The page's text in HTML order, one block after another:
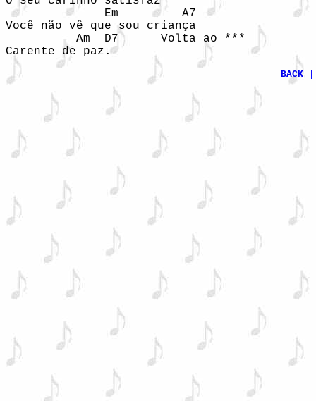
              Em         A7
Você não vê que sou criança
          Am  D7      Volta ao ***
Carente de paz.
BACK